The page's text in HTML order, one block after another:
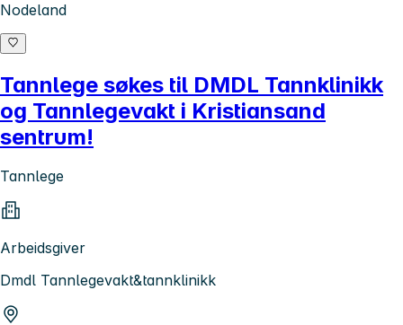
Nodeland
Tannlege søkes til DMDL Tannklinikk
og Tannlegevakt i Kristiansand
sentrum!
Tannlege
Arbeidsgiver
Dmdl Tannlegevakt&tannklinikk